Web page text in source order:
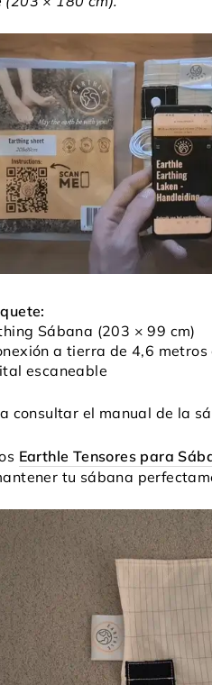
Sábana (203 × 99 cm)
a tierra de 4,6 metros
escaneable
consultar el manual de la
Earthle Tensores para
tu sábana